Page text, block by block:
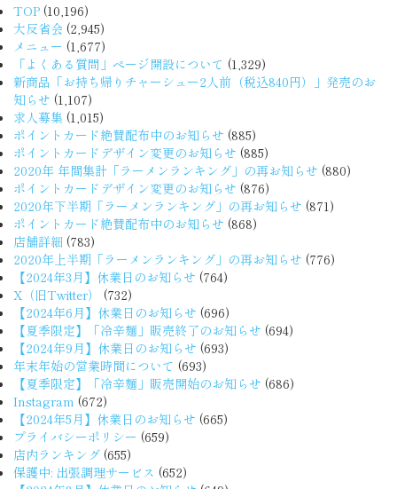
TOP (10,196)
大反省会 (2,945)
メニュー (1,677)
「よくある質問」ページ開設について (1,329)
新商品「お持ち帰りチャーシュー2人前（税込840円）」発売のお
知らせ (1,107)
求人募集 (1,015)
ポイントカード絶賛配布中のお知らせ (885)
ポイントカードデザイン変更のお知らせ (885)
2020年 年間集計「ラーメンランキング」の再お知らせ (880)
ポイントカードデザイン変更のお知らせ (876)
2020年下半期「ラーメンランキング」の再お知らせ (871)
ポイントカード絶賛配布中のお知らせ (868)
店舗詳細 (783)
2020年上半期「ラーメンランキング」の再お知らせ (776)
【2024年3月】休業日のお知らせ (764)
X（旧Twitter）
(732)
【2024年6月】休業日のお知らせ (696)
【夏季限定】「冷辛麺」販売終了のお知らせ (694)
【2024年9月】休業日のお知らせ (693)
年末年始の営業時間について (693)
【夏季限定】「冷辛麺」販売開始のお知らせ (686)
Instagram (672)
【2024年5月】休業日のお知らせ (665)
プライバシーポリシー (659)
店内ランキング (655)
保護中: 出張調理サービス (652)